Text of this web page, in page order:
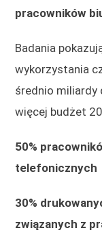
pracowników
Badania
wykorzystania
średnio miliardy
więcej budżet
50%
telefonicznych
30%
związanych z